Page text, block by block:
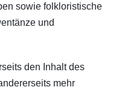
sowie folkloristische
und
den Inhalt des
mehr